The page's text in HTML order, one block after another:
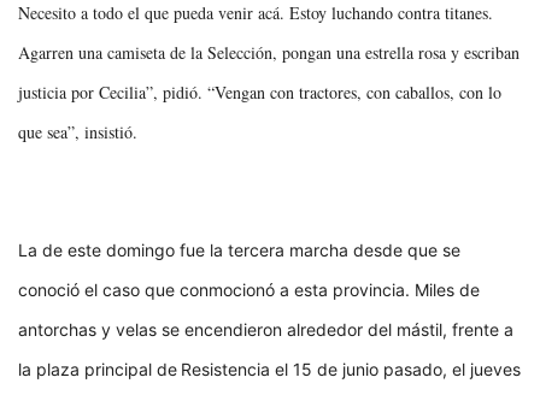
Necesito a todo el que pueda venir acá. Estoy luchando contra titanes.
Agarren una camiseta de la Selección, pongan una estrella rosa y escriban
justicia por Cecilia”, pidió. “Vengan con tractores, con caballos, con lo
que sea”, insistió.
La de este domingo fue la tercera marcha desde que se
conoció el caso que conmocionó a esta provincia. Miles de
antorchas y velas se encendieron alrededor del mástil, frente a
la plaza principal de Resistencia el 15 de junio pasado, el jueves